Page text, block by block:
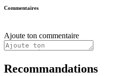
Commentaires
Ajoute ton commentaire
Recommandations